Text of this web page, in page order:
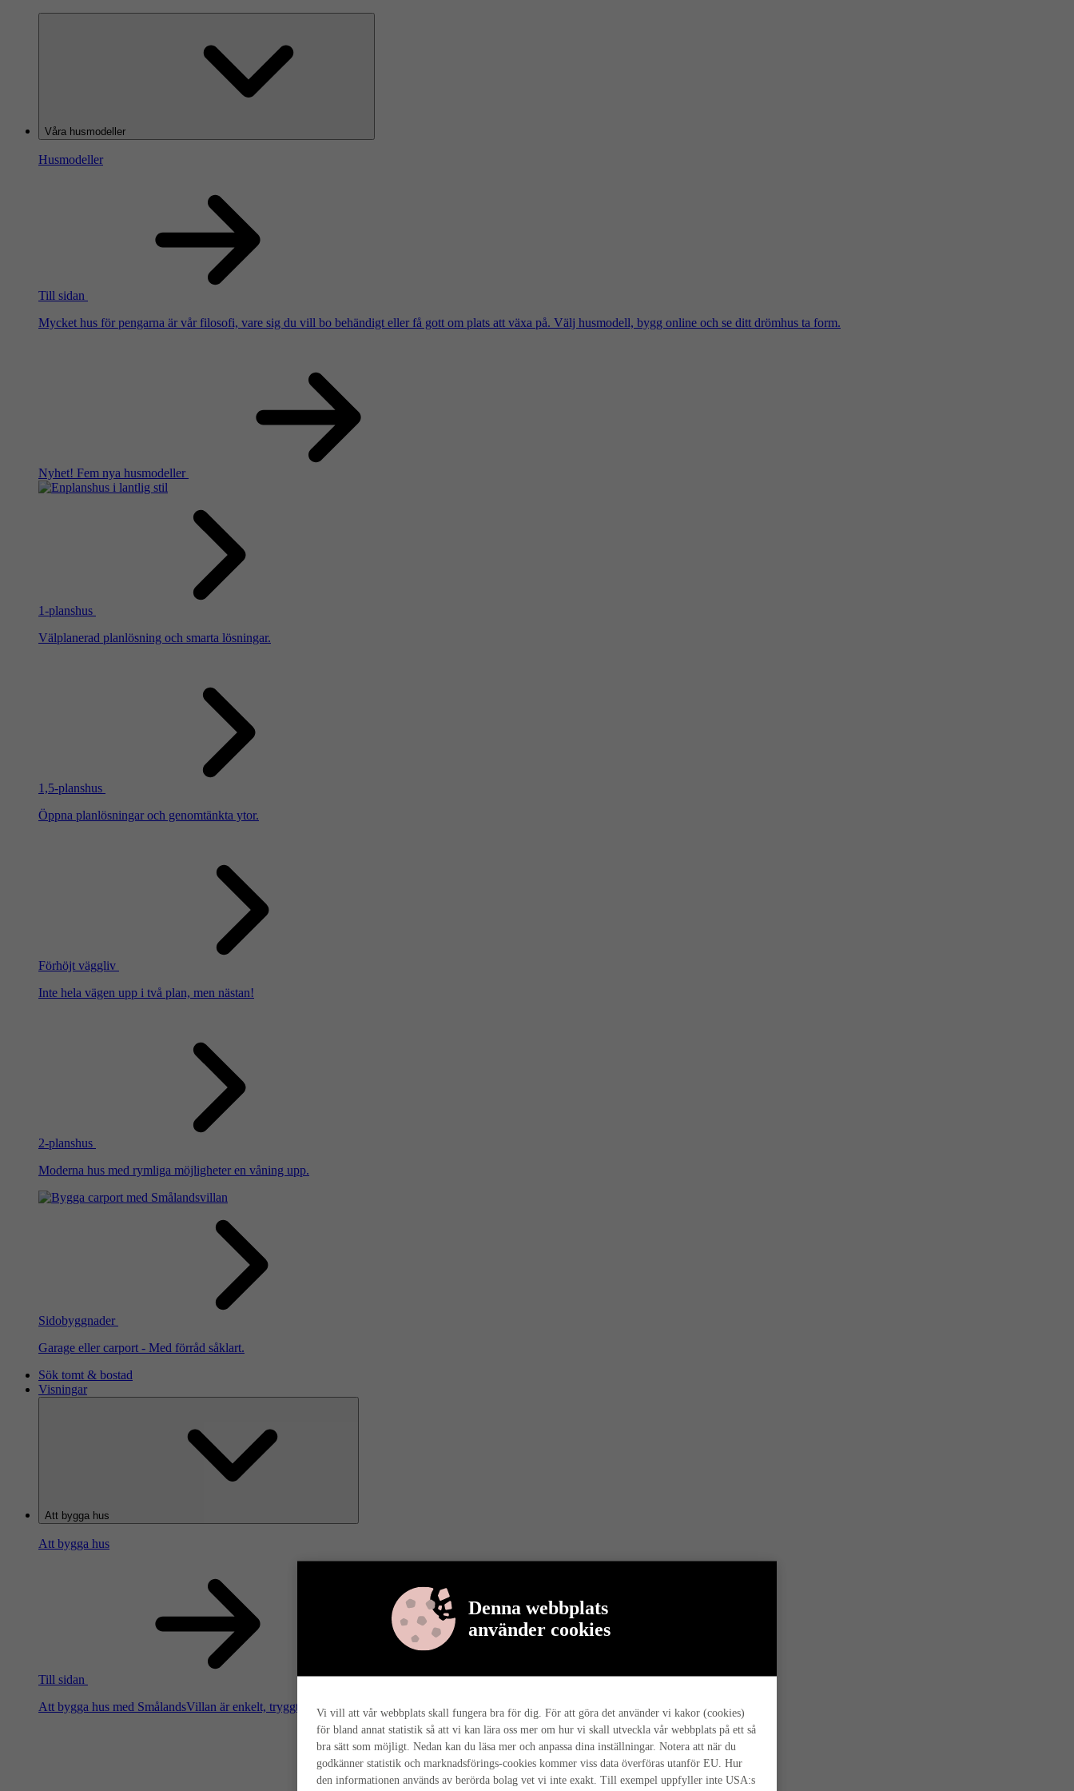
Denna webbplats
använder cookies
Vi vill att vår webbplats skall fungera bra för dig. För att göra det använder vi kakor (cookies)
för bland annat statistik så att vi kan lära oss mer om hur vi skall utveckla vår webbplats på ett så
bra sätt som möjligt. Nedan kan du läsa mer och anpassa dina inställningar. Notera att när du
godkänner statistik och marknadsförings-cookies kommer viss data överföras utanför EU. Hur
den informationen används av berörda bolag vet vi inte exakt. Till exempel uppfyller inte USA:s
Våra husmodeller
Husmodeller
Till sidan
Mycket hus för pengarna är vår filosofi, vare sig du vill bo behändigt eller få gott om plats att växa på. Välj husmodell, bygg online och se ditt drömhus ta form.
Nyhet! Fem nya husmodeller
1-planshus
Välplanerad planlösning och smarta lösningar.
1,5-planshus
Öppna planlösningar och genomtänkta ytor.
Förhöjt väggliv
Inte hela vägen upp i två plan, men nästan!
2-planshus
Moderna hus med rymliga möjligheter en våning upp.
Sidobyggnader
Garage eller carport - Med förråd såklart.
Sök tomt & bostad
Visningar
Att bygga hus
Att bygga hus
Till sidan
Att bygga hus med SmålandsVillan är enkelt, tryggt och smart. Här berättar vi mer om varför det är så, och hur hela husresan går till hos oss.